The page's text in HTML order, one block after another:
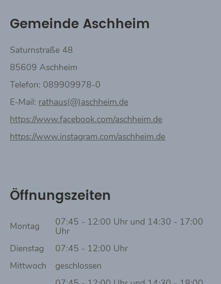
Gemeinde Aschheim
Saturnstraße 48
85609 Aschheim
Telefon: 089909978-0
E-Mail: rathaus(@)aschheim.de
https://www.facebook.com/aschheim.de
https://www.instagram.com/aschheim.de
Öffnungszeiten
Montag 07:45 - 12:00 Uhr und 14:30 - 17:00
Uhr
Dienstag
07:45 - 12:00 Uhr
Mittwoch
geschlossen